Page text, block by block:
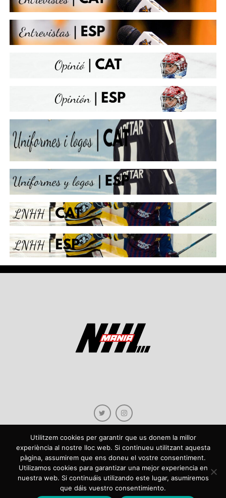
Copyright © 2021 NHLmania.com. Tots els drets reservats / Todos los derechos
reservados. NHLmania és una web dedicada a la difusió de contingut sobre la
NHL, tant en català com en castellà. L'escut de NHLmania.com és propietat de la
web en qüestió. NHLmania es una web dedicada a la difusión de contenido sobre
Utilitzem cookies per garantir que us donem la millor
experiència al nostre lloc web. Si continueu utilitzant aquesta
pàgina, assumirem que ens doneu el vostre consentiment.
Utilizamos cookies para garantizar una mejor experiencia en
nuestra web. Si continuáis utilizando este lugar, asumiremos
que dáis vuestro consentimiento.